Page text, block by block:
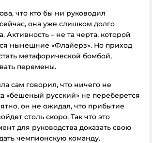
что кто бы ни руководил
она уже слишком долго
Активность – не та черта, которой
нынешние «Флайерз». Но приход
метафорической бомбой,
перемены.
сам говорил, что ничего не
«бешеный русский» не переберется
он не ожидал, что прибытие
столь скоро. Так что это
для руководства доказать свою
чемпионскую команду.